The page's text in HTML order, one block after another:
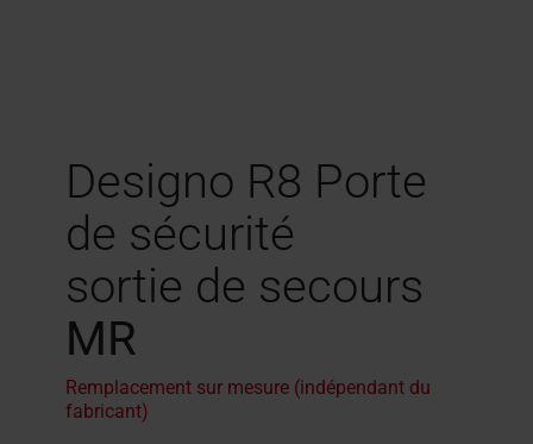
Designo R8 Porte
de sécurité
sortie de secours
MR
Remplacement sur mesure (indépendant du
fabricant)